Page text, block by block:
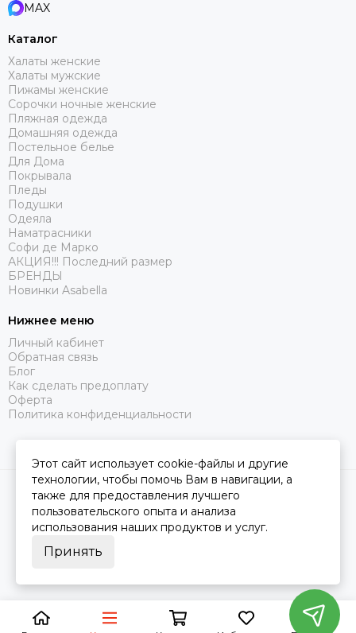
MAX
Каталог
Халаты женские
Халаты мужские
Пижамы женские
Сорочки ночные женские
Пляжная одежда
Домашняя одежда
Постельное белье
Для Дома
Покрывала
Пледы
Подушки
Одеяла
Наматрасники
Софи де Марко
АКЦИЯ!!! Последний размер
БРЕНДЫ
Новинки Asabella
Нижнее меню
Личный кабинет
Обратная связь
Блог
Как сделать предоплату
Оферта
Политика конфиденциальности
2026 © Царство Сна.Карта сайта
Этот сайт использует cookie-файлы и другие
технологии, чтобы помочь Вам в навигации, а
также для предоставления лучшего
пользовательского опыта и анализа
использования наших продуктов и услуг.
Принять